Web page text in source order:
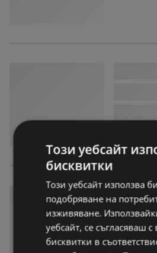
Този уебсайт
бисквитки
Този уебсайт използва
подобряване на
изживяване.
уебсайт, се съгласяваш с
бисквитки в